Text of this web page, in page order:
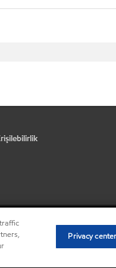
(Do not sell or share myPrivacy center